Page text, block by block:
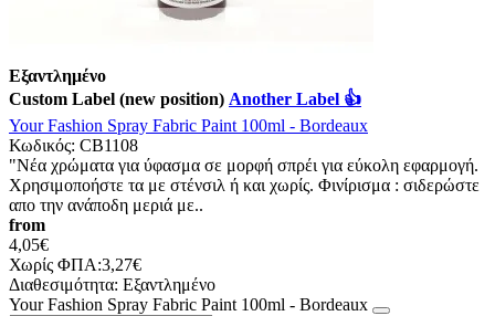
Εξαντλημένο
Custom Label (new position) Another Label 👍
Your Fashion Spray Fabric Paint 100ml - Bordeaux
Κωδικός: CB1108
"Nέα χρώματα για ύφασμα σε μορφή σπρέι για εύκολη εφαρμογή.
Χρησιμοποήστε τα με στένσιλ ή και χωρίς. Φινίρισμα : σιδερώστε
απο την ανάποδη μεριά με..
from
4,05€
Χωρίς ΦΠΑ:3,27€
Διαθεσιμότητα: Εξαντλημένο
Your Fashion Spray Fabric Paint 100ml - Bordeaux